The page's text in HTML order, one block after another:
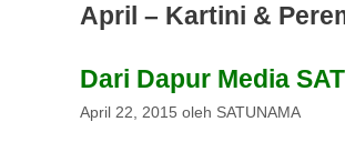
April – Kartini &
Dari Dapur Media
April 22, 2015 oleh SATUNAMA